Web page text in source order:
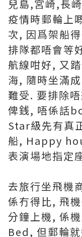
兒島,宮崎,長
疫情時郵輪上
次, 因爲架船
排隊都唔會等
航線咁好, 又
海, 隨時坐滿
難受. 要排除
俾銭, 唔係話
Star級先有真
船, Happy
表演場地指定
去旅行坐飛機
係冇得比, 飛
分鐘上機, 係
Bed, 但郵輪